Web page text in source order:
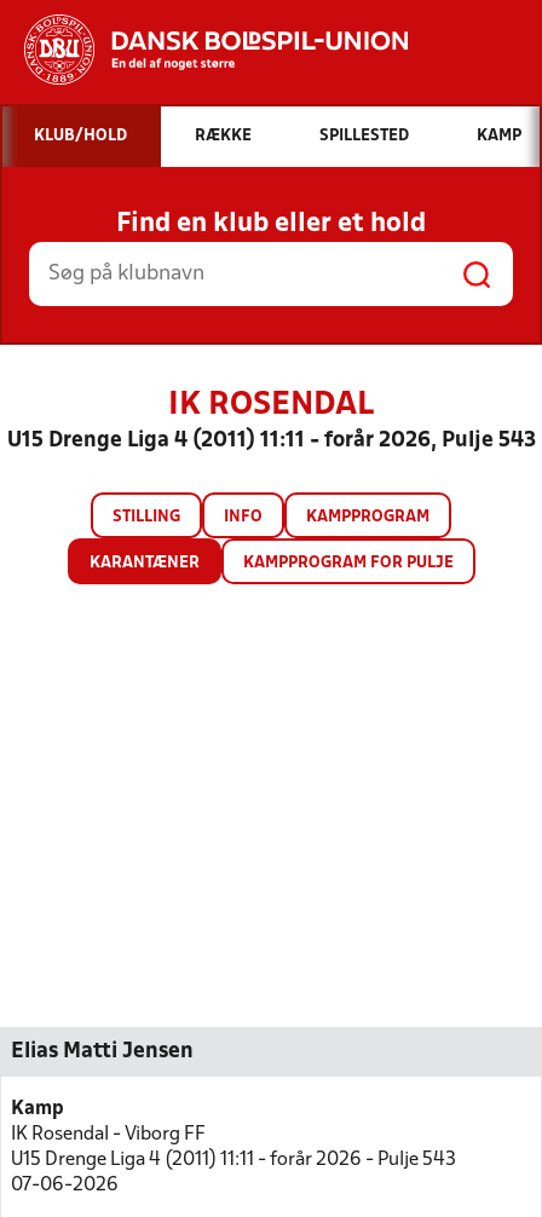
Hvad vil du søge efter?
INDHOLD OG NYHEDER
STILLINGER, RESULTATER, KLUBBER OG
HOLD
KLUB/HOLD RÆKKE SPILLESTED KAMP
Find en klub eller et hold
IK ROSENDAL
U15 Drenge Liga 4 (2011) 11:11 - forår 2026, Pulje 543
STILLING INFO KAMPPROGRAM
KARANTÆNER KAMPPROGRAM FOR PULJE
Elias Matti Jensen
Kamp
IK Rosendal - Viborg FF
U15 Drenge Liga 4 (2011) 11:11 - forår 2026 - Pulje 543
07-06-2026